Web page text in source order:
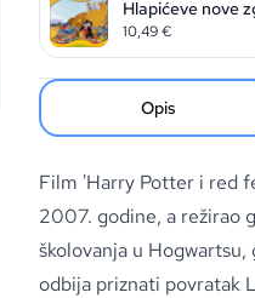
Hlapićeve nove
10,49€
Opis
Film 'Harry Potter i red
2007. godine, a režirao
školovanja u
odbija priznati povratak